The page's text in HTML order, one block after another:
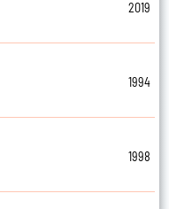
2019
1994
1998